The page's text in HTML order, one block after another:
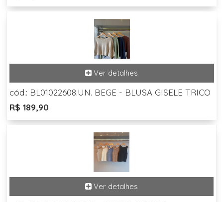
cód.: BL01022608.UN. BEGE - BLUSA GISELE TRICO
R$ 189,90